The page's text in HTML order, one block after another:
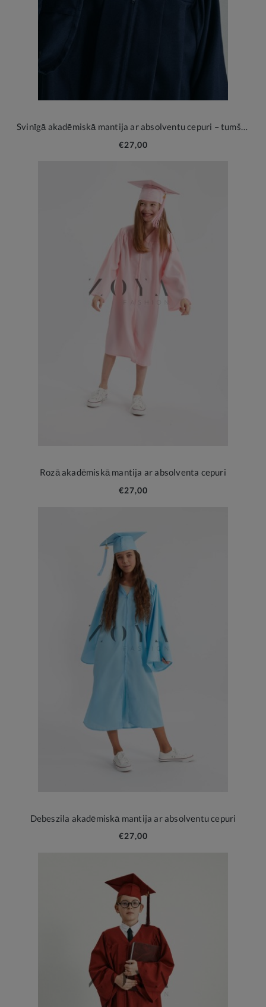
Svinīgā akadēmiskā mantija ar absolventu cepuri – tumši zila
€27,00
Rozā akadēmiskā mantija ar absolventa cepuri
€27,00
Debeszila akadēmiskā mantija ar absolventu cepuri
€27,00